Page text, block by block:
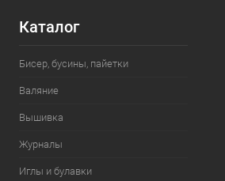
Каталог
Бисер, бусины, пайетки
Валяние
Вышивка
Журналы
Иглы и булавки